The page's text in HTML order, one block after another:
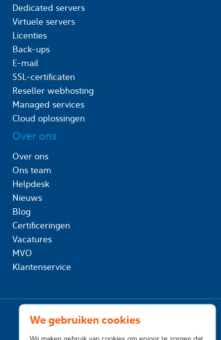
We gebruiken cookies
Dedicated servers
Virtuele servers
Licenties
Back-ups
E-mail
SSL-certificaten
Reseller webhosting
Managed services
Cloud oplossingen
Over ons
Over ons
Ons team
Helpdesk
Nieuws
Blog
Certificeringen
Vacatures
MVO
Klantenservice